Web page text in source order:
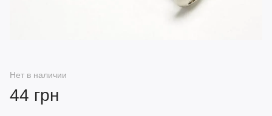
Нет в наличии
44 грн